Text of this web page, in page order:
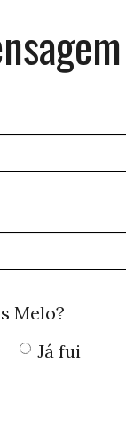
Melo?
Já fui